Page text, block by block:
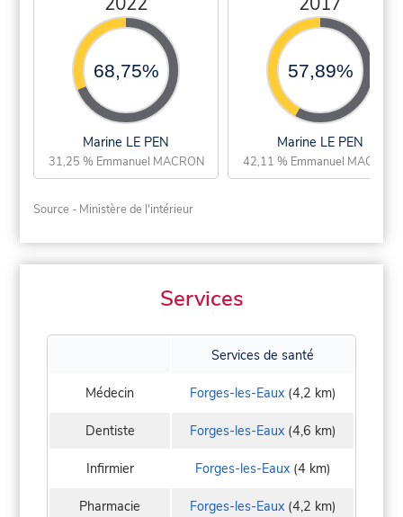
68,75%
Marine LE PEN
31,25 % Emmanuel MACRON
57,89%
Marine LE PEN
42,11 % Emmanuel MACRON
Source - Ministère de l'intérieur
Services
Services de santé
Médecin Forges-les-Eaux(4,2 km)
Dentiste Forges-les-Eaux(4,6 km)
Infirmier Forges-les-Eaux(4 km)
Pharmacie Forges-les-Eaux(4,2 km)